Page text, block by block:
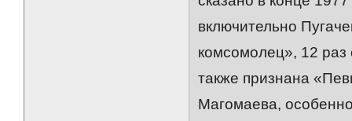
включительно
комсомолец», 12 раз
также признана
Магомаева,